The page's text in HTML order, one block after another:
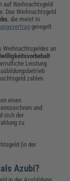
auf Weihnachtsgeld
Das Weihnachtsgeld
, die meist in
geregelt
Weihnachtsgeldes an
Leistung
zahlen
einen
und
sich der
zu
(in der
Azubi?